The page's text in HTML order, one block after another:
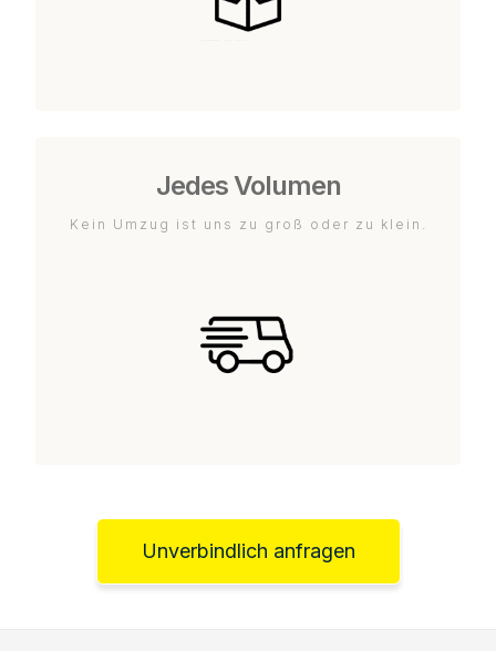
Jedes Volumen
Kein Umzug ist uns zu groß oder zu klein.
Unverbindlich anfragen